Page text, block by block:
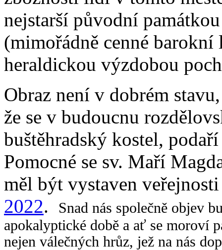
nejstarší původní
(mimořádně cenné
heraldickou výzdobou
Obraz není v dobrém
že se v budoucnu
buštěhradský kostel,
Pomocné se sv. Maří
měl být vystaven
2022.
Snad nás společně objev
apokalyptické době a ať se moroví
nejen válečných hrůz, jež na nás